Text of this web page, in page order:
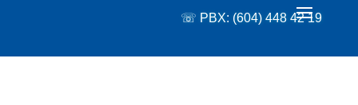
☏ PBX: (604) 448 42 19